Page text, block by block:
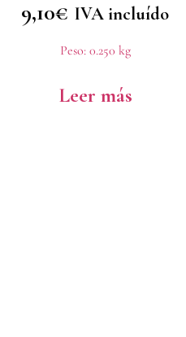
con
9,10€ IVA incluído
Peso:0.250 kg
Leer más